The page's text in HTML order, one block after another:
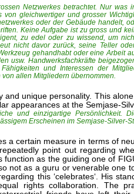
Netzwerkes betrachtet. Nur was
gleichwertiger und grosser
oder der Gebäude handelt,
Keine Aufgabe ist zu gross und
zu edel oder zu wissend, um
nicht davor zurück, seine Teller
gehandhabt oder eine Arbeit
usw. Handwerksfachkräfte
und Interessen der
allen Mitgliedern übernommen.
and unique personality. This
appearances at the Semjase-
und einzigartige Persönlichkeit.
Erscheinen im Semjase-Silver-
a certain measure in terms of
point out regarding
as the guiding one of
not as a guru or venerable one
this ‘celebrates‘. His
rights collaboration. The